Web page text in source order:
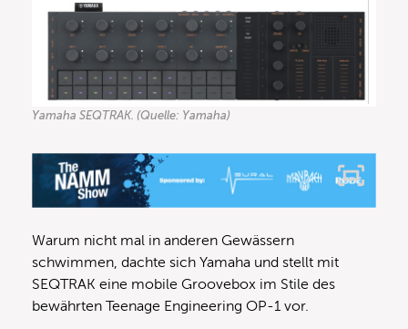
Yamaha SEQTRAK. (Quelle: Yamaha)
Warum nicht mal in anderen Gewässern
schwimmen, dachte sich Yamaha und stellt mit
SEQTRAK eine mobile Groovebox im Stile des
bewährten Teenage Engineering OP-1 vor.